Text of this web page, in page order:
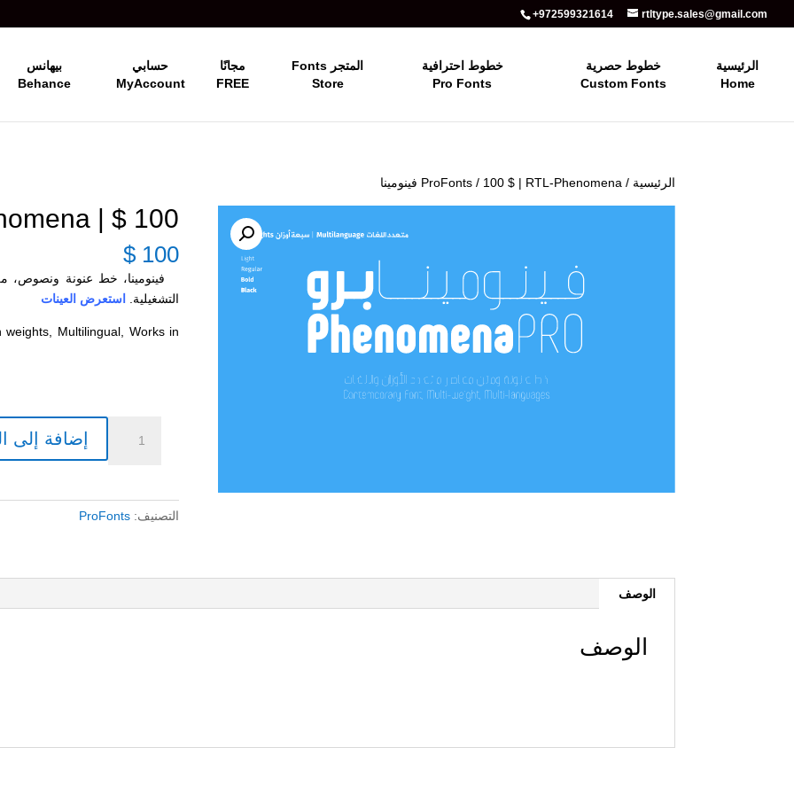
+972599321614 rtltype.sales@gmail.com
الرئيسية
Home
خطوط حصرية
Custom Fonts
خطوط احترافية
Pro Fonts
المتجر Fonts
Store
مجانًا
FREE
حسابي
MyAccount
بيهانس
Behance
الرئيسية /
ProFonts/ 100 $ | RTL-Phenomena فينومينا
100 $ | RTL-Phenomena فينومينا
$ 100
فينومينا، خط عنونة ونصوص،
التشغيلية.
استعرض العينات
Multilingual, Works in
100
إضافة إلى
التصنيف: ProFonts
الوصف
الوصف